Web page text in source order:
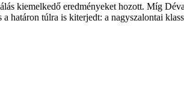
kiemelkedő eredményeket hozott. Míg
határon túlra is kiterjedt: a nagyszalontai